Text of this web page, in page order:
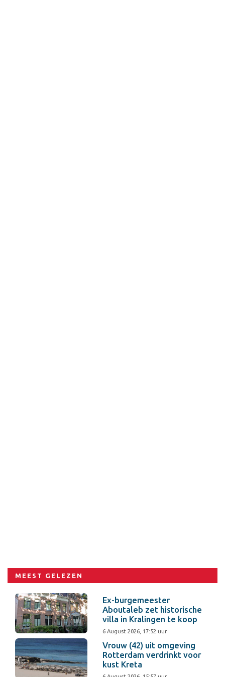
MEEST GELEZEN
Ex-burgemeester
Aboutaleb zet historische
villa in Kralingen te koop
6 August 2026, 17:52 uur
Vrouw (42) uit omgeving
Rotterdam verdrinkt voor
kust Kreta